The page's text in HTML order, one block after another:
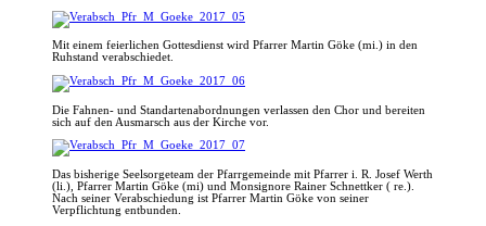
Mit einem feierlichen Gottesdienst wird Pfarrer Martin Göke (mi.) in den
Ruhstand verabschiedet.
Die Fahnen- und Standartenabordnungen verlassen den Chor und bereiten
sich auf den Ausmarsch aus der Kirche vor.
Das bisherige Seelsorgeteam der Pfarrgemeinde mit Pfarrer i. R. Josef Werth
(li.), Pfarrer Martin Göke (mi) und Monsignore Rainer Schnettker ( re.).
Nach seiner Verabschiedung ist Pfarrer Martin Göke von seiner
Verpflichtung entbunden.